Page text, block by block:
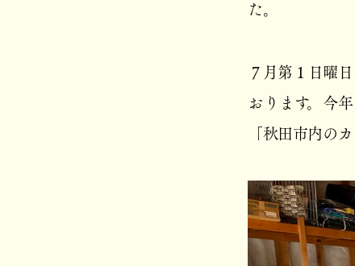
た。
７月第１日曜
おります。今
「秋田市内の